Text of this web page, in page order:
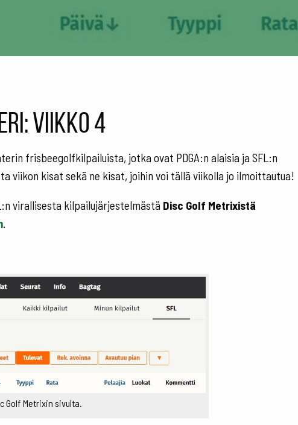
viikko 4
frisbeegolfkilpailuista, jotka ovat PDGA:n alaisia ja SFL:n
viikon kisat sekä ne kisat, joihin voi tällä viikolla jo ilmoittautua!
virallisesta kilpailujärjestelmästä Disc Golf Metrixistä
.
Golf Metrixin sivulta.